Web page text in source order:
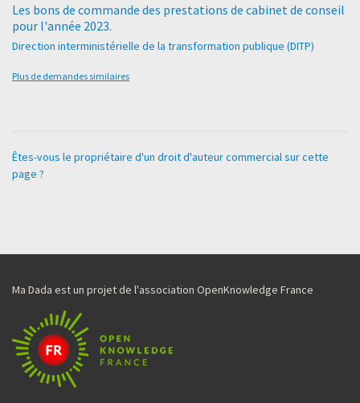
Les bons de commande des prestations de cabinet de conseil
pour l'année 2023.
Direction interministérielle de la transformation publique (DITP)
Plus de demandes similaires
Êtes-vous le propriétaire d'un droit d'auteur commercial sur cette
page ?
Ma Dada est un projet de l'association OpenKnowledge France